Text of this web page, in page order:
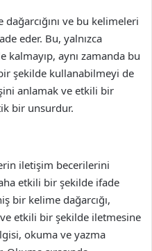
ve bu kelimeleri
eder. Bu, yalnızca
kalmayıp, aynı zamanda bu
şekilde kullanabilmeyi de
anlamak ve etkili bir
bir unsurdur.
iletişim becerilerini
etkili bir şekilde ifade
bir kelime dağarcığı,
etkili bir şekilde iletmesine
okuma ve yazma